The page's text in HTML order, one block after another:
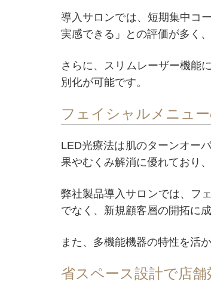
導入サロンでは、短期集中コ
実感できる」との評価が多く
さらに、スリムレーザー機能
別化が可能です。
フェイシャルメニュ
LED光療法は肌のターンオー
果やむくみ解消に優れており
弊社製品導入サロンでは、フ
でなく、新規顧客層の開拓に
また、多機能機器の特性を活
省スペース設計で店